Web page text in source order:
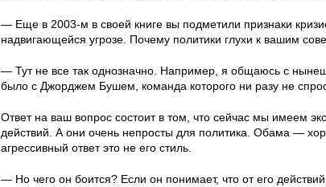
— Еще в 2003-м в своей книге вы подметили признаки
надвигающейся угрозе. Почему политики глухи к вашим
— Тут не все так однозначно. Например, я общаюсь с
было с Джорджем Бушем, команда которого ни разу не
Ответ на ваш вопрос состоит в том, что сейчас мы имеем
действий. А они очень непросты для политика. Обама —
агрессивный ответ это не его стиль.
— Но чего он боится? Если он понимает, что от его